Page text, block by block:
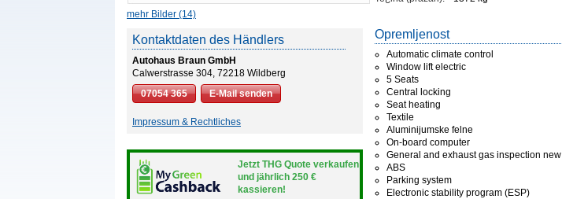
mehr Bilder (14)
Kontaktdaten des Händlers
Autohaus Braun GmbH
Calwerstrasse 304, 72218 Wildberg
07054 365
E-Mail senden
Impressum & Rechtliches
Jetzt THG Quote verkaufen
und jährlich 250 €
kassieren!
Opremljenost
Automatic climate control
Window lift electric
5 Seats
Central locking
Seat heating
Textile
Aluminijumske felne
On-board computer
General and exhaust gas inspection new
ABS
Parking system
Electronic stability program (ESP)